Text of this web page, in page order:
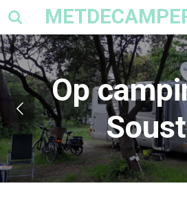
Ga
naar
de
hoofdinhoud
Op